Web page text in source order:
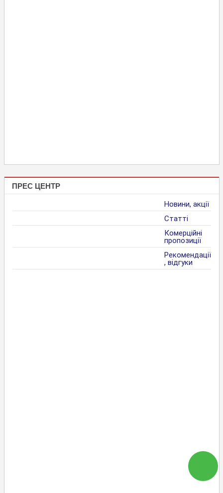
ПРЕС ЦЕНТР
Новини, акції
Статті
Комерційні
пропозиції
Рекомендації
, відгуки